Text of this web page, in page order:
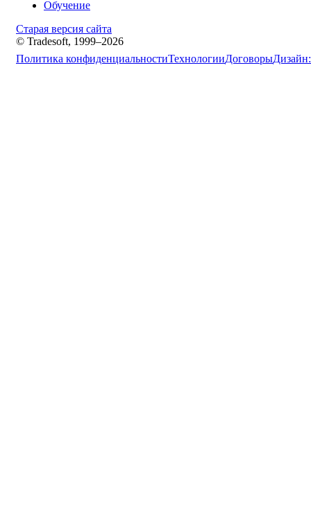
Обучение
Старая версия сайта
© Tradesoft, 1999–2026
Политика конфиденциальностиТехнологииДоговорыДизайн: